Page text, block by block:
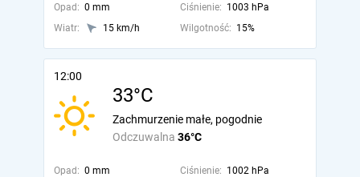
Opad: 0 mm Ciśnienie: 1003 hPa
Wiatr:
15 km/h Wilgotność: 15%
12:00
33°C
Odczuwalna 36°C
Zachmurzenie małe, pogodnie
Opad: 0 mm Ciśnienie: 1002 hPa